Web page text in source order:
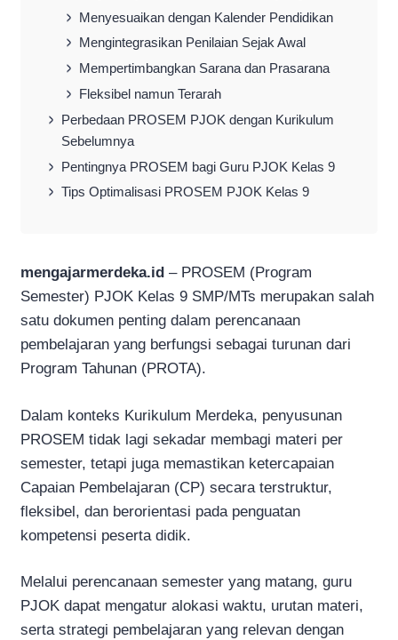
Menyesuaikan dengan Kalender Pendidikan
Mengintegrasikan Penilaian Sejak Awal
Mempertimbangkan Sarana dan Prasarana
Fleksibel namun Terarah
Perbedaan PROSEM PJOK dengan Kurikulum
Sebelumnya
Pentingnya PROSEM bagi Guru PJOK Kelas 9
Tips Optimalisasi PROSEM PJOK Kelas 9
mengajarmerdeka.id – PROSEM (Program
Semester) PJOK Kelas 9 SMP/MTs merupakan salah
satu dokumen penting dalam perencanaan
pembelajaran yang berfungsi sebagai turunan dari
Program Tahunan (PROTA).
Dalam konteks Kurikulum Merdeka, penyusunan
PROSEM tidak lagi sekadar membagi materi per
semester, tetapi juga memastikan ketercapaian
Capaian Pembelajaran (CP) secara terstruktur,
fleksibel, dan berorientasi pada penguatan
kompetensi peserta didik.
Melalui perencanaan semester yang matang, guru
PJOK dapat mengatur alokasi waktu, urutan materi,
serta strategi pembelajaran yang relevan dengan